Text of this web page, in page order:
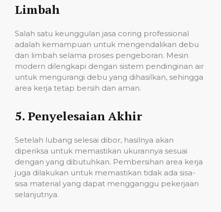
Limbah
Salah satu keunggulan jasa coring professional
adalah kemampuan untuk mengendalikan debu
dan limbah selama proses pengeboran. Mesin
modern dilengkapi dengan sistem pendinginan air
untuk mengurangi debu yang dihasilkan, sehingga
area kerja tetap bersih dan aman.
5. Penyelesaian Akhir
Setelah lubang selesai dibor, hasilnya akan
diperiksa untuk memastikan ukurannya sesuai
dengan yang dibutuhkan. Pembersihan area kerja
juga dilakukan untuk memastikan tidak ada sisa-
sisa material yang dapat mengganggu pekerjaan
selanjutnya.